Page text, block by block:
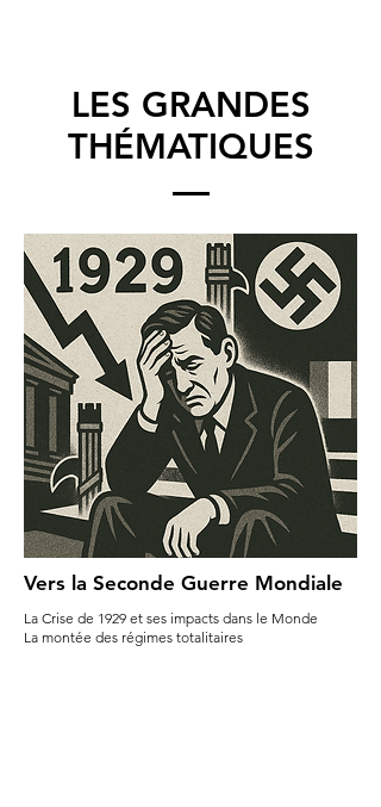
LES GRANDES
THÉMATIQUES
Vers la Seconde Guerre Mondiale
La Crise de 1929 et ses impacts dans le Monde
La montée des régimes totalitaires